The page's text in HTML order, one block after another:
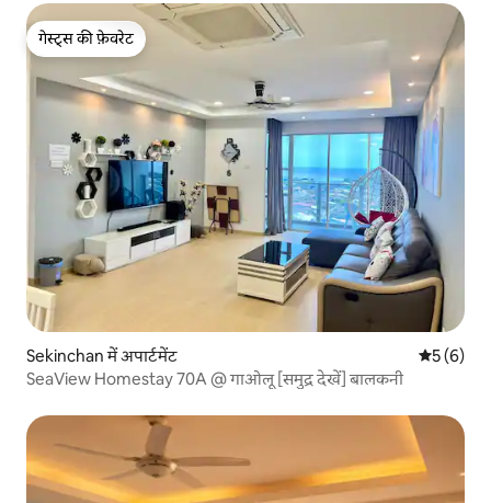
गेस्ट्स की फ़ेवरेट
गेस्ट्स की फ़ेवरेट
Sekinchan में अपार्टमेंट औसत रेटिंग
5 (6)
SeaView Homestay 70A @ गाओलू [समुद्र देखें] बालकनी